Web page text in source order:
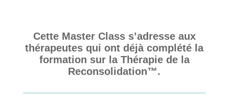
Cette Master Class s’adresse aux
thérapeutes qui ont déjà
complété la formation sur la